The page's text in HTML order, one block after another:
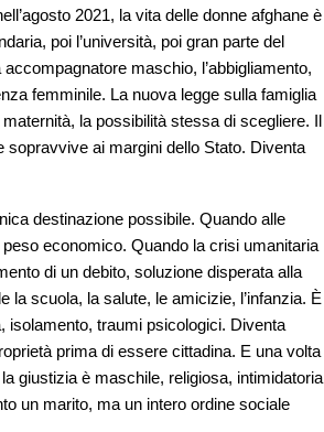
2021, la vita delle donne afghane è
poi l’università, poi gran parte del
maschio, l’abbigliamento,
femminile. La nuova legge sulla famiglia
la possibilità stessa di scegliere. Il
sopravvive ai margini dello Stato. Diventa
destinazione possibile. Quando alle
economico. Quando la crisi umanitaria
di un debito, soluzione disperata alla
scuola, la salute, le amicizie, l’infanzia. È
traumi psicologici. Diventa
prima di essere cittadina. E una volta
giustizia è maschile, religiosa, intimidatoria
un marito, ma un intero ordine sociale